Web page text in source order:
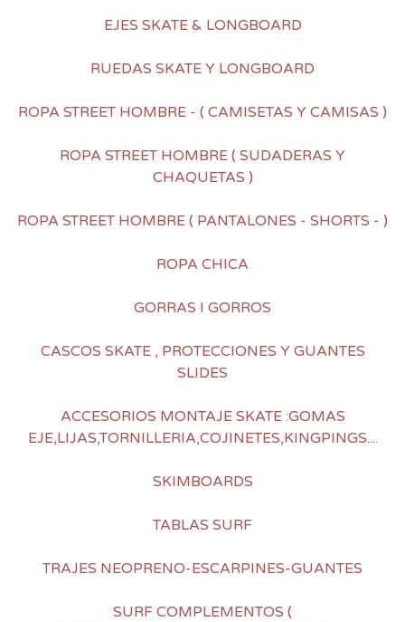
EJES SKATE & LONGBOARD
RUEDAS SKATE Y LONGBOARD
ROPA STREET HOMBRE - ( CAMISETAS Y CAMISAS )
ROPA STREET HOMBRE ( SUDADERAS Y
CHAQUETAS )
ROPA STREET HOMBRE ( PANTALONES - SHORTS - )
ROPA CHICA
GORRAS I GORROS
CASCOS SKATE , PROTECCIONES Y GUANTES
SLIDES
ACCESORIOS MONTAJE SKATE :GOMAS
EJE,LIJAS,TORNILLERIA,COJINETES,KINGPINGS....
SKIMBOARDS
TABLAS SURF
TRAJES NEOPRENO-ESCARPINES-GUANTES
SURF COMPLEMENTOS (